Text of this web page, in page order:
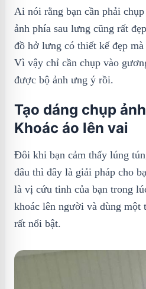
Ai nói rằng bạn cần phải
ảnh phía sau lưng cũng rất
đồ hở lưng có thiết kế đẹp
Vì vậy chỉ cần chụp vào
được bộ ảnh ưng ý rồi.
Tạo dáng chụp
Khoác áo lên vai
Đôi khi bạn cảm thấy lúng
đâu thì đây là giải pháp cho
là vị cứu tinh của bạn trong
khoác lên người và dùng một
rất nổi bật.